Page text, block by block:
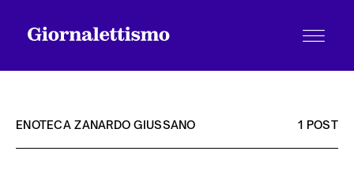
ENOTECA ZANARDO GIUSSANO 1 POST